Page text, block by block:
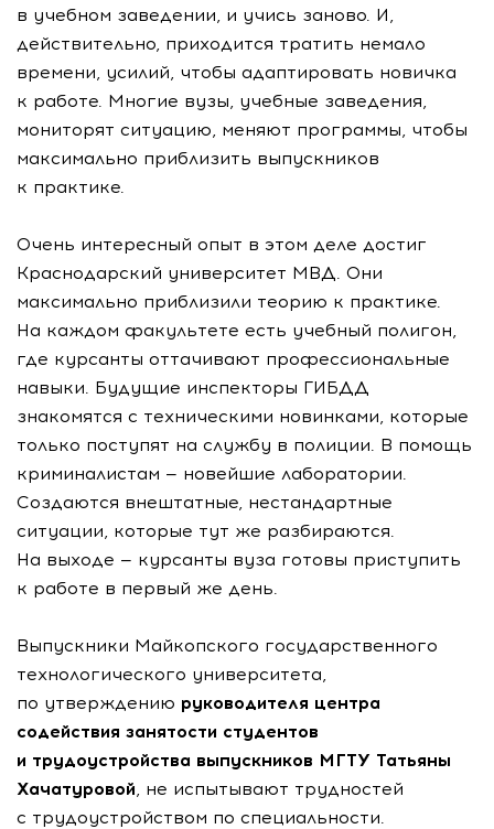
в учебном заведении, и учись заново. И,
действительно, приходится тратить немало
времени, усилий, чтобы адаптировать новичка
к работе. Многие вузы, учебные заведения,
мониторят ситуацию, меняют программы, чтобы
максимально приблизить выпускников
к практике.
Очень интересный опыт в этом деле достиг
Краснодарский университет МВД. Они
максимально приблизили теорию к практике.
На каждом факультете есть учебный полигон,
где курсанты оттачивают профессиональные
навыки. Будущие инспекторы ГИБДД
знакомятся с техническими новинками, которые
только поступят на службу в полиции. В помощь
криминалистам — новейшие лаборатории.
Создаются внештатные, нестандартные
ситуации, которые тут же разбираются.
На выходе — курсанты вуза готовы приступить
к работе в первый же день.
Выпускники Майкопского государственного
технологического университета,
по утверждению руководителя центра
содействия занятости студентов
и трудоустройства выпускников МГТУ Татьяны
Хачатуровой, не испытывают трудностей
с трудоустройством по специальности.